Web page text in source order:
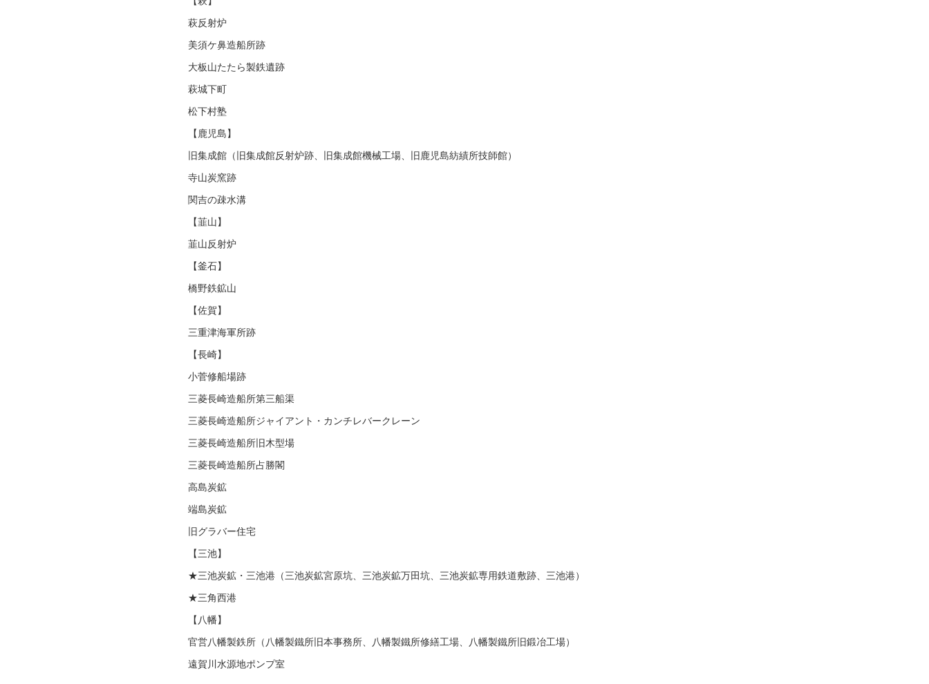
萩反射炉
美須ケ鼻造船所跡
大板山たたら製鉄遺跡
萩城下町
松下村塾
【鹿児島】
旧集成館（旧集成館反射炉跡、旧集成館機械工場、旧鹿児島紡績所技師館）
寺山炭窯跡
関吉の疎水溝
【韮山】
韮山反射炉
【釜石】
橋野鉄鉱山
【佐賀】
三重津海軍所跡
【長崎】
小菅修船場跡
三菱長崎造船所第三船渠
三菱長崎造船所ジャイアント・カンチレバークレーン
三菱長崎造船所旧木型場
三菱長崎造船所占勝閣
高島炭鉱
端島炭鉱
旧グラバー住宅
【三池】
★三池炭鉱・三池港（三池炭鉱宮原坑、三池炭鉱万田坑、三池炭鉱専用鉄道敷跡、三池港）
★三角西港
【八幡】
官営八幡製鉄所（八幡製鐵所旧本事務所、八幡製鐵所修繕工場、八幡製鐵所旧鍛冶工場）
遠賀川水源地ポンプ室